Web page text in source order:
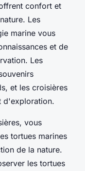
confort et
Les
marine vous
et de
Les
et les croisières
d'exploration.
vous
tortues marines
de la nature.
les tortues